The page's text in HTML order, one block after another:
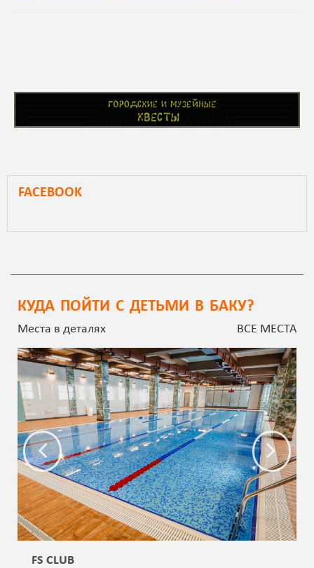
FACEBOOK
КУДА ПОЙТИ С ДЕТЬМИ В БАКУ?
Места в деталях ВСЕ МЕСТА
FS CLUB